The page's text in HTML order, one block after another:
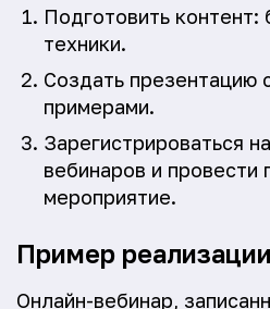
Подготовить контент:
техники.
Создать презентацию
примерами.
Зарегистрироваться
вебинаров и провести
мероприятие.
Пример реализации
Онлайн-вебинар,